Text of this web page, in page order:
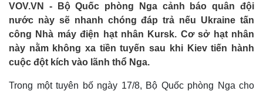
VOV.VN - Bộ Quốc phòng Nga cảnh báo quân đội
nước này sẽ nhanh chóng đáp trả nếu Ukraine tấn
công Nhà máy điện hạt nhân Kursk. Cơ sở hạt nhân
này nằm không xa tiền tuyến sau khi Kiev tiến hành
cuộc đột kích vào lãnh thổ Nga.
Trong một tuyên bố ngày 17/8, Bộ Quốc phòng Nga cho